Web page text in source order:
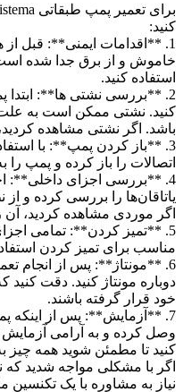
کنید:
1. **اقدامات ایمنی**: قبل
خاموش و از برق جدا شده
استفاده کنید.
2. **بررسی نشتی ها**:
کنید. نشتی ممکن است به
باشد. اگر نشتی مشاهده
3. **باز کردن پمپ**: با
اتصالات را باز کرده و پمپ
4. **بررسی اجزای داخلی**:
یاتاقان‌ها را بررسی کرده و
اگر موردی مشاهده کردید، آن
5. **تمیز کردن**: تمامی
مناسب برای تمیز کردن
6. **مونتاژ**: پس از انجام
دوباره مونتاژ کنید. دقت
خود قرار گرفته باشند.
7. **آزمایش**: پس از اینکه
وصل کرده و به آرامی
کنید تا مطمئن شوید همه چیز
اگر با مشکلی مواجه شدید که
نیاز به مشاوره با یک